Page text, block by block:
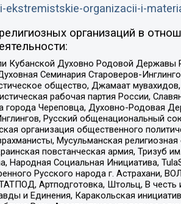
organizacii-i-
организаций в
Кубанской Духовно Родовой Державы
Семинария Староверов-
общество, Джамаат
рабочая партия России,
города Череповца, Духовно-Родовая
Русский общенациональный
организация общественного
Мусульманская
повстанческая армия, Тризуб
Народная Социальная Инициатива,
Русского народа г. Астрахани,
Артподготовка, Штольц, В
и Единения, Каракольская